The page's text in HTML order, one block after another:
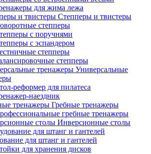
для жима лежа
Степперы и твистеры
степперы
с поручнями
с эспандером
степперы
степперы
Универсальные
реформер для пилатеса
наездник
Гребные тренажеры
гребные тренажеры
Инверсионные столы
для штанг и гантелей
для хранения дисков